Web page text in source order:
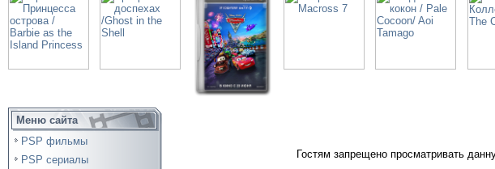
Меню сайта
PSP фильмы
PSP сериалы
Гостям запрещено просматривать